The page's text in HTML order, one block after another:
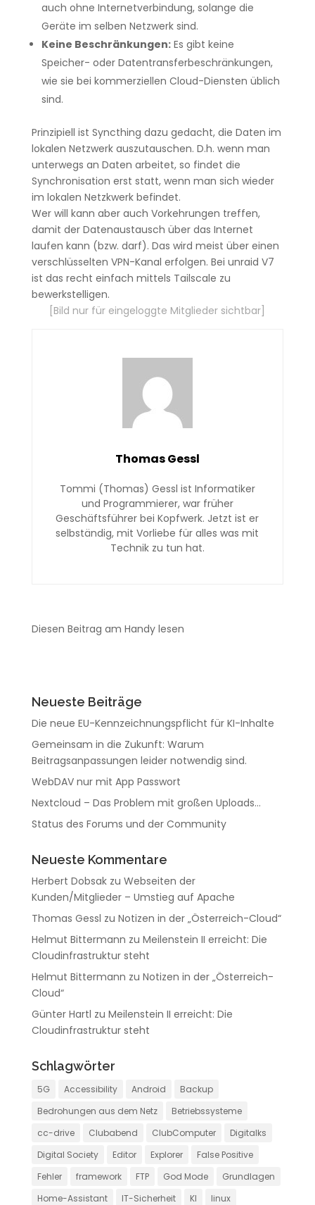
auch ohne Internetverbindung, solange die
Geräte im selben Netzwerk sind.
Keine Beschränkungen:Es gibt keine
Speicher- oder Datentransferbeschränkungen,
wie sie bei kommerziellen Cloud-Diensten üblich
sind.
Prinzipiell ist Syncthing dazu gedacht, die Daten im
lokalen Netzwerk auszutauschen. D.h. wenn man
unterwegs an Daten arbeitet, so findet die
Synchronisation erst statt, wenn man sich wieder
im lokalen Netzkwerk befindet.
Wer will kann aber auch Vorkehrungen treffen,
damit der Datenaustausch über das Internet
laufen kann (bzw. darf). Das wird meist über einen
verschlüsselten VPN-Kanal erfolgen. Bei unraid V7
ist das recht einfach mittels Tailscale zu
bewerkstelligen.
[Bild nur für eingeloggte Mitglieder sichtbar]
Thomas Gessl
Tommi (Thomas) Gessl ist Informatiker
und Programmierer, war früher
Geschäftsführer bei Kopfwerk. Jetzt ist er
selbständig, mit Vorliebe für alles was mit
Technik zu tun hat.
Diesen Beitrag am Handy lesen
Neueste Beiträge
Die neue EU-Kennzeichnungspflicht für KI-Inhalte
Gemeinsam in die Zukunft: Warum
Beitragsanpassungen leider notwendig sind.
WebDAV nur mit App Passwort
Nextcloud – Das Problem mit großen Uploads…
Status des Forums und der Community
Neueste Kommentare
Herbert Dobsakzu Webseiten der
Kunden/Mitglieder – Umstieg auf Apache
Thomas Gessl zu Notizen in der „Österreich-Cloud“
Helmut Bittermann zu Meilenstein II erreicht: Die
Cloudinfrastruktur steht
Helmut Bittermann zu Notizen in der „Österreich-
Cloud“
Günter Hartl zu Meilenstein II erreicht: Die
Cloudinfrastruktur steht
Schlagwörter
5G Accessibility Android
Backup
Bedrohungen aus dem Netz
Betriebssysteme
cc-drive
Clubabend ClubComputer
Digitalks
Digital Society
Editor Explorer
False Positive
Fehler
framework FTP God Mode
Grundlagen
Home-Assistant
IT-Sicherheit KI
linux